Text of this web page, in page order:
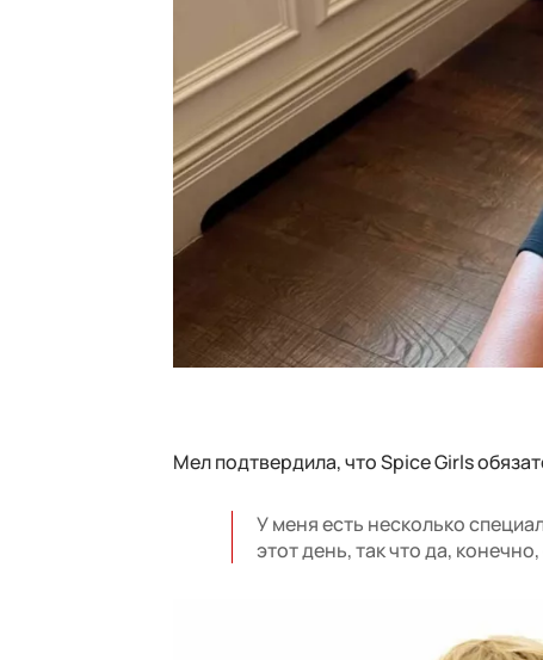
Мел подтвердила, что Spice Girls
У меня есть несколько
этот день, так что да,